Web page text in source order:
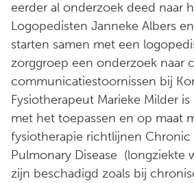
eerder al onderzoek deed naar
Logopedisten Janneke Albers
starten samen met een
zorggroep een onderzoek naar
communicatiestoornissen bij
Fysiotherapeut Marieke Milder
met het toepassen en op maat
fysiotherapie richtlijnen
Pulmonary Disease (longziekte
zijn beschadigd zoals bij